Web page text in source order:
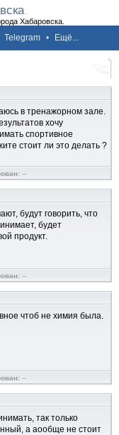
Хабаровска.
Telegram • Ещё...
в тренажорном зале.
хочу
спортивное
стоит ли это делать ?
--
будут говорить, что
будет
продукт.
--
чтоб не химия была.
--
так только
а аообще не стоит